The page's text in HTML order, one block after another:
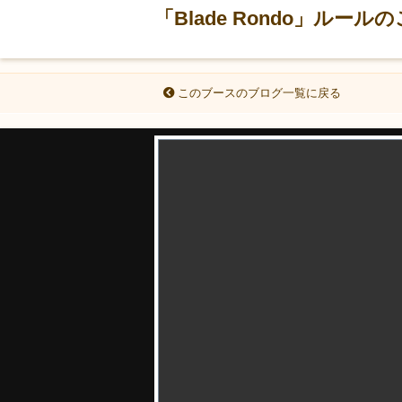
「Blade Rondo」ルールの
このブースのブログ一覧に戻る